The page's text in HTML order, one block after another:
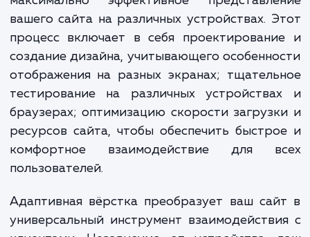
– это инвестиция в ваш бизнес,
окупится в ближайшем будущем.
Осуществляя разработку адаптивной
мы выполняем ряд работ,
вашего сайта на различных устройствах.
процесс включает в себя